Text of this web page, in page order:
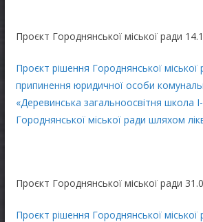
Проєкт Городнянської міської ради
Проєкт рішення Городнянської міської
припинення юридичної особи
«Деревинська загальноосвітня школа І-
Городнянської міської ради шляхом
Проєкт Городнянської міської ради
Проєкт рішення Городнянської міської